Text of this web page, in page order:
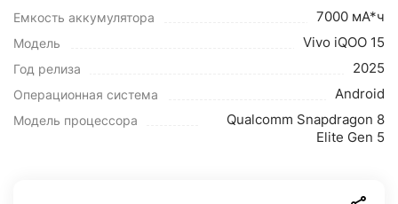
Емкость аккумулятора 7000 мА*ч
Модель Vivo iQOO 15
Год релиза 2025
Операционная система Android
Модель процессора
Qualcomm Snapdragon 8
Elite Gen 5